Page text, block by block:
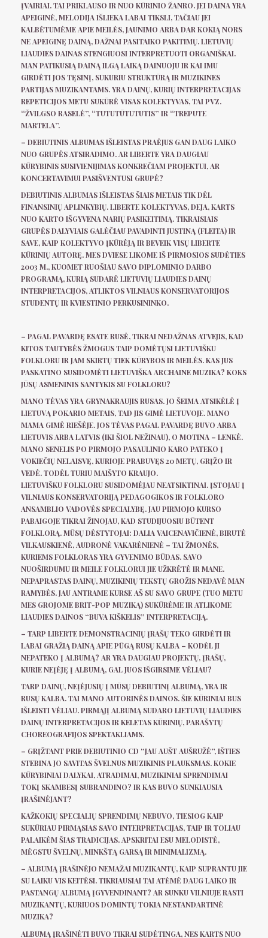
ĮVAIRIAI. TAI PRIKLAUSO IR NUO KŪRINIO ŽANRO. JEI DAINA YRA
APEIGINĖ, MELODIJA IŠLIEKA LABAI TIKSLI, TAČIAU JEI
KALBĖTUMĖME APIE MEILĖS, JAUNIMO ARBA DAR KOKIĄ NORS
NE APEIGINĘ DAINĄ, DAŽNAI PASITAIKO PAKITIMŲ. LIETUVIŲ
LIAUDIES DAINAS STENGIUOSI INTERPRETUOTI ORGANIŠKAI.
MAN PATIKUSIĄ DAINĄ ILGĄ LAIKĄ DAINUOJU IR KAI IMU
GIRDĖTI JOS TĘSINĮ, SUKURIU STRUKTŪRĄ IR MUZIKINES
PARTIJAS MUZIKANTAMS. YRA DAINŲ, KURIŲ INTERPRETACIJAS
REPETICIJOS METU SUKŪRĖ VISAS KOLEKTYVAS, TAI PVZ.
“ŽVILGSO RASELĖ”, “TUTUTŪTUTUTIS” IR “TREPUTE
MARTELA”.
– DEBIUTINIS ALBUMAS IŠLEISTAS PRAĖJUS GAN DAUG LAIKO
NUO GRUPĖS ATSIRADIMO. AR LIBERTE YRA DAUGIAU
KŪRYBINIS SUSIVIENIJIMAS KONKREČIAM PROJEKTUI, AR
KONCERTAVIMUI PASIŠVENTUSI GRUPĖ?
DEBIUTINIS ALBUMAS IŠLEISTAS ŠIAIS METAIS TIK DĖL
FINANSINIŲ APLINKYBIŲ. LIBERTE KOLEKTYVAS, DEJA, KARTS
NUO KARTO IŠGYVENA NARIŲ PASIKEITIMĄ. TIKRAISIAIS
GRUPĖS DALYVIAIS GALĖČIAU PAVADINTI JUSTINĄ (FLEITA) IR
SAVE, KAIP KOLEKTYVO ĮKŪRĖJĄ IR BEVEIK VISŲ LIBERTE
KŪRINIŲ AUTORĘ. MES DVIESE LIKOME IŠ PIRMOSIOS SUDĖTIES
2003 M., KUOMET RUOŠIAU SAVO DIPLOMINIO DARBO
PROGRAMĄ, KURIĄ SUDARĖ LIETUVIŲ LIAUDIES DAINŲ
INTERPRETACIJOS, ATLIKTOS VILNIAUS KONSERVATORIJOS
STUDENTŲ IR KVIESTINIO PERKUSININKO.
– PAGAL PAVARDĘ ESATE RUSĖ, TIKRAI NEDAŽNAS ATVEJIS, KAD
KITOS TAUTYBĖS ŽMOGUS TAIP DOMĖTŲSI LIETUVIŠKU
FOLKLORU IR JAM SKIRTŲ TIEK KŪRYBOS IR MEILĖS. KAS JUS
PASKATINO SUSIDOMĖTI LIETUVIŠKA ARCHAINE MUZIKA? KOKS
JŪSŲ ASMENINIS SANTYKIS SU FOLKLORU?
MANO TĖVAS YRA GRYNAKRAUJIS RUSAS. JO ŠEIMA ATSIKĖLĖ Į
LIETUVĄ POKARIO METAIS, TAD JIS GIMĖ LIETUVOJE. MANO
MAMA GIMĖ RIEŠĖJE. JOS TĖVAS PAGAL PAVARDĘ BUVO ARBA
LIETUVIS ARBA LATVIS (IKI ŠIOL NEŽINAU), O MOTINA – LENKĖ.
MANO SENELIS PO PIRMOJO PASAULINIO KARO PATEKO Į
VOKIEČIŲ NELAISVĘ, KURIOJE PRABUVĘS 20 METŲ, GRĮŽO IR
VEDĖ. TODĖL TURIU MAIŠYTO KRAUJO.
LIETUVIŠKU FOLKLORU SUSIDOMĖJAU NEATSIKTINAI. ĮSTOJAU Į
VILNIAUS KONSERVATORIJĄ PEDAGOGIKOS IR FOLKLORO
ANSAMBLIO VADOVĖS SPECIALYBĘ. JAU PIRMOJO KURSO
PABAIGOJE TIKRAI ŽINOJAU, KAD STUDIJUOSIU BŪTENT
FOLKLORĄ. MŪSŲ DĖSTYTOJAI: DALIA VAICENAVIČIENĖ, BIRUTĖ
VILKAUSKIENĖ, AUDRONĖ VAKARĖNIENĖ – TAI ŽMONĖS,
KURIEMS FOLKLORAS YRA GYVENIMO BŪDAS. SAVO
NUOŠIRDUMU IR MEILE FOLKLORUI JIE UŽKRĖTĖ IR MANE.
NEPAPRASTAS DAINŲ, MUZIKINIŲ TEKSTŲ GROŽIS NEDAVĖ MAN
RAMYBĖS. JAU ANTRAME KURSE AŠ SU SAVO GRUPE (TUO METU
MES GROJOME BRIT-POP MUZIKĄ) SUKŪRĖME IR ATLIKOME
LIAUDIES DAINOS “BUVA KIŠKELIS” INTERPRETACIJĄ.
– TARP LIBERTE DEMONSTRACINIŲ ĮRAŠŲ TEKO GIRDĖTI IR
LABAI GRAŽIĄ DAINĄ APIE PŪGĄ RUSŲ KALBA – KODĖL JI
NEPATEKO Į ALBUMĄ? AR YRA DAUGIAU PROJEKTŲ, ĮRAŠŲ,
KURIE NEĮĖJĘ Į ALBUMĄ, GAL JUOS IŠGIRSIME VĖLIAU?
TARP DAINŲ, NEĮĖJUSIŲ Į MŪSŲ DEBIUTINĮ ALBUMĄ, YRA IR
RUSŲ KALBA. TAI MANO AUTORINĖS DAINOS. ŠIE KŪRINIAI BUS
IŠLEISTI VĖLIAU. PIRMĄJĮ ALBUMĄ SUDARO LIETUVIŲ LIAUDIES
DAINŲ INTERPRETACIJOS IR KELETAS KŪRINIŲ, PARAŠYTŲ
CHOREOGRAFIJOS SPEKTAKLIAMS.
– GRĮŽTANT PRIE DEBIUTINIO CD “JAU AUŠT AUŠRUŽĖ”, IŠTIES
STEBINA JO SAVITAS ŠVELNUS MUZIKINIS PLAUKSMAS. KOKIE
KŪRYBINIAI DALYKAI, ATRADIMAI, MUZIKINIAI SPRENDIMAI
TOKĮ SKAMBESĮ SUBRANDINO? IR KAS BUVO SUNKIAUSIA
ĮRAŠINĖJANT?
KAŽKOKIŲ SPECIALIŲ SPRENDIMŲ NEBUVO, TIESIOG KAIP
SUKŪRIAU PIRMĄSIAS SAVO INTERPRETACIJAS, TAIP IR TOLIAU
PALAIKĖM ŠIAS TRADICIJAS. APSKRITAI ESU MELODISTĖ,
MĖGSTU ŠVELNŲ, MINKŠTĄ GARSĄ IR MINIMALIZMĄ.
– ALBUMĄ ĮRAŠINĖJO NEMAŽAI MUZIKANTŲ, KAIP SUPRANTU JIE
SU LAIKU VIS KEITĖSI. TIKRIAUSIAI TAI ATĖMĖ DAUG LAIKO IR
PASTANGŲ ALBUMĄ ĮGYVENDINANT? AR SUNKU VILNIUJE RASTI
MUZIKANTŲ, KURIUOS DOMINTŲ TOKIA NESTANDARTINĖ
MUZIKA?
ALBUMĄ ĮRAŠINĖTI BUVO TIKRAI SUDĖTINGA, NES KARTS NUO